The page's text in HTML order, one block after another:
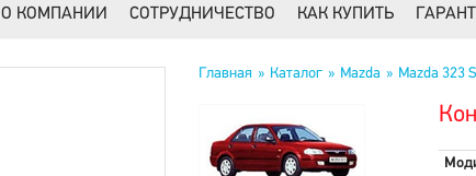
О КОМПАНИИ СОТРУДНИЧЕСТВО КАК КУПИТЬ
Главная Каталог Mazda Mazda 323